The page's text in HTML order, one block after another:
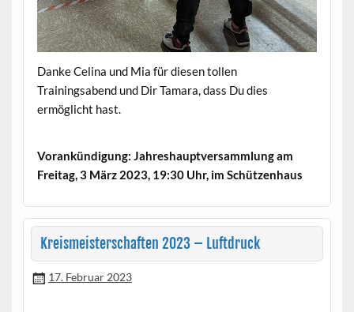
Danke Celina und Mia für diesen tollen
Trainingsabend und Dir Tamara, dass Du dies
ermöglicht hast.
Vorankündigung: Jahreshauptversammlung am
Freitag, 3 März 2023, 19:30 Uhr, im Schützenhaus
Kreismeisterschaften 2023 – Luftdruck
17. Februar 2023